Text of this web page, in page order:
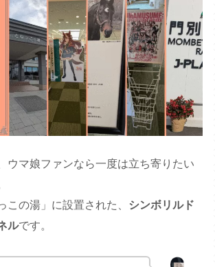
ウマ娘ファンなら一度は立ち寄りたい
この湯」に設置された、
シンボリルド
ルです。